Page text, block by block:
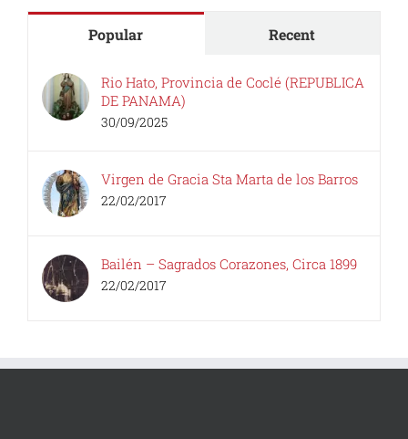
Popular Recent
Rio Hato, Provincia de Coclé (REPUBLICA
DE PANAMA)
30/09/2025
Virgen de Gracia Sta Marta de los Barros
22/02/2017
Bailén – Sagrados Corazones, Circa 1899
22/02/2017